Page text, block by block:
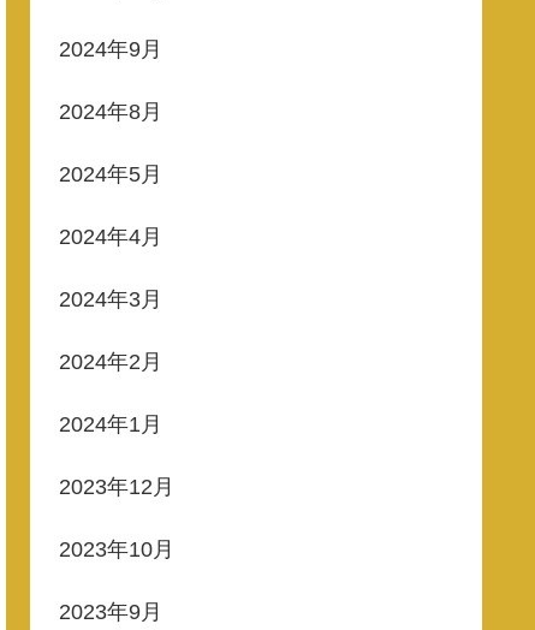
2024年9月
2024年8月
2024年5月
2024年4月
2024年3月
2024年2月
2024年1月
2023年12月
2023年10月
2023年9月